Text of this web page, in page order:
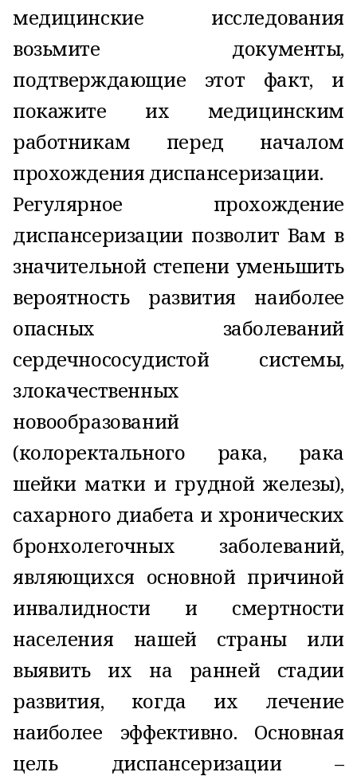
медицинские исследования
возьмите документы,
подтверждающие этот факт, и
покажите их медицинским
работникам перед началом
прохождения диспансеризации.
Регулярное прохождение
диспансеризации позволит Вам в
значительной степени уменьшить
вероятность развития наиболее
опасных заболеваний
сердечнососудистой системы,
злокачественных
новообразований
(колоректального рака, рака
шейки матки и грудной железы),
сахарного диабета и хронических
бронхолегочных заболеваний,
являющихся основной причиной
инвалидности и смертности
населения нашей страны или
выявить их на ранней стадии
развития, когда их лечение
наиболее эффективно. Основная
цель диспансеризации –